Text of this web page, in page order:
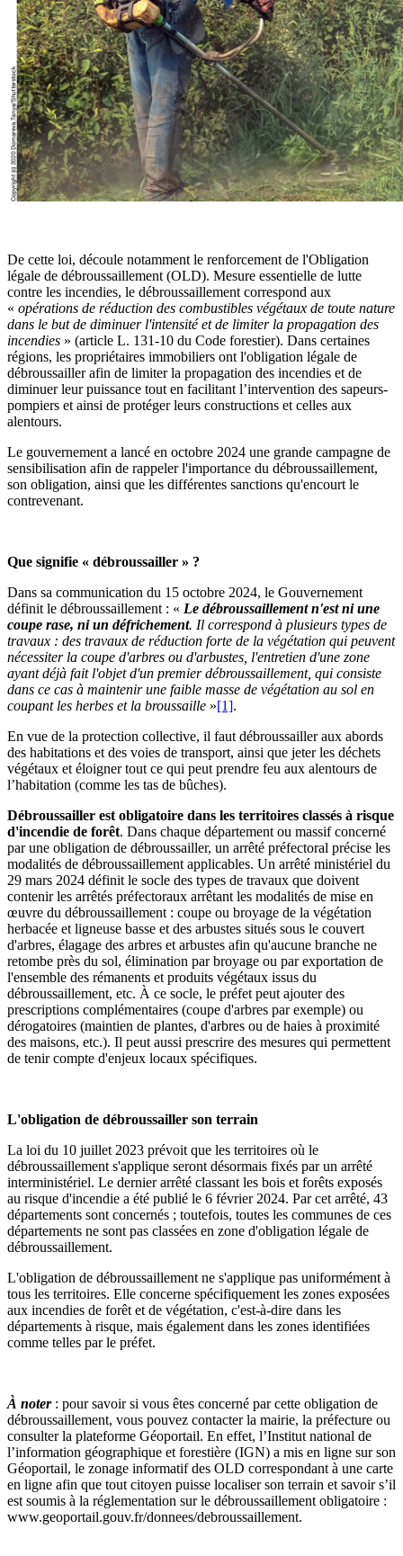
De cette loi, découle notamment le renforcement de l'Obligation
légale de débroussaillement (OLD). Mesure essentielle de lutte
contre les incendies, le débroussaillement correspond aux
« opérations de réduction des combustibles végétaux de toute nature
dans le but de diminuer l'intensité et de limiter la propagation des
incendies » (article L. 131-10 du Code forestier). Dans certaines
régions, les propriétaires immobiliers ont l'obligation légale de
débroussailler afin de limiter la propagation des incendies et de
diminuer leur puissance tout en facilitant l’intervention des sapeurs-
pompiers et ainsi de protéger leurs constructions et celles aux
alentours.
Le gouvernement a lancé en octobre 2024 une grande campagne de
sensibilisation afin de rappeler l'importance du débroussaillement,
son obligation, ainsi que les différentes sanctions qu'encourt le
contrevenant.
Que signifie « débroussailler » ?
Dans sa communication du 15 octobre 2024, le Gouvernement
définit le débroussaillement : « Le débroussaillement n'est ni une
coupe rase, ni un défrichement. Il correspond à plusieurs types de
travaux : des travaux de réduction forte de la végétation qui peuvent
nécessiter la coupe d'arbres ou d'arbustes, l'entretien d'une zone
ayant déjà fait l'objet d'un premier débroussaillement, qui consiste
dans ce cas à maintenir une faible masse de végétation au sol en
coupant les herbes et la broussaille »[1].
En vue de la protection collective, il faut débroussailler aux abords
des habitations et des voies de transport, ainsi que jeter les déchets
végétaux et éloigner tout ce qui peut prendre feu aux alentours de
l’habitation (comme les tas de bûches).
Débroussailler est obligatoire dans les territoires classés à risque
d'incendie de forêt. Dans chaque département ou massif concerné
par une obligation de débroussailler, un arrêté préfectoral précise les
modalités de débroussaillement applicables. Un arrêté ministériel du
29 mars 2024 définit le socle des types de travaux que doivent
contenir les arrêtés préfectoraux arrêtant les modalités de mise en
œuvre du débroussaillement : coupe ou broyage de la végétation
herbacée et ligneuse basse et des arbustes situés sous le couvert
d'arbres, élagage des arbres et arbustes afin qu'aucune branche ne
retombe près du sol, élimination par broyage ou par exportation de
l'ensemble des rémanents et produits végétaux issus du
débroussaillement, etc. À ce socle, le préfet peut ajouter des
prescriptions complémentaires (coupe d'arbres par exemple) ou
dérogatoires (maintien de plantes, d'arbres ou de haies à proximité
des maisons, etc.). Il peut aussi prescrire des mesures qui permettent
de tenir compte d'enjeux locaux spécifiques.
L'obligation de débroussailler son terrain
La loi du 10 juillet 2023 prévoit que les territoires où le
débroussaillement s'applique seront désormais fixés par un arrêté
interministériel. Le dernier arrêté classant les bois et forêts exposés
au risque d'incendie a été publié le 6 février 2024. Par cet arrêté, 43
départements sont concernés ; toutefois, toutes les communes de ces
départements ne sont pas classées en zone d'obligation légale de
débroussaillement.
L'obligation de débroussaillement ne s'applique pas uniformément à
tous les territoires. Elle concerne spécifiquement les zones exposées
aux incendies de forêt et de végétation, c'est-à-dire dans les
départements à risque, mais également dans les zones identifiées
comme telles par le préfet.
À noter: pour savoir si vous êtes concerné par cette obligation de
débroussaillement, vous pouvez contacter la mairie, la préfecture ou
consulter la plateforme Géoportail. En effet, l’Institut national de
l’information géographique et forestière (IGN) a mis en ligne sur son
Géoportail, le zonage informatif des OLD correspondant à une carte
en ligne afin que tout citoyen puisse localiser son terrain et savoir s’il
est soumis à la réglementation sur le débroussaillement obligatoire :
www.geoportail.gouv.fr/donnees/debroussaillement.